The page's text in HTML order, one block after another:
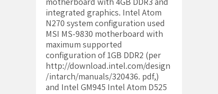
integrated graphics. Intel Atom
N270 system configuration used
MSI MS-9830 motherboard with
maximum supported
configuration of 1GB DDR2 (per
http://download.intel.com/design
/intarch/manuals/320436. pdf,)
and Intel GM945 Intel Atom D525